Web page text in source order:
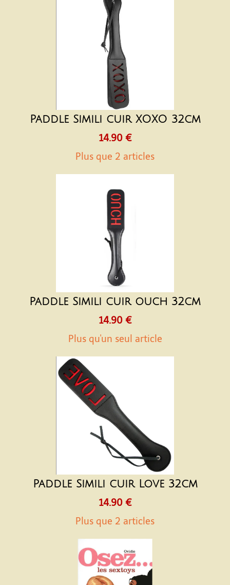
Paddle Simili cuir XOXO 32cm
14.90 €
Plus que 2 articles
Paddle Simili cuir ouch 32cm
14.90 €
Plus qu'un seul article
Paddle Simili cuir Love 32cm
14.90 €
Plus que 2 articles